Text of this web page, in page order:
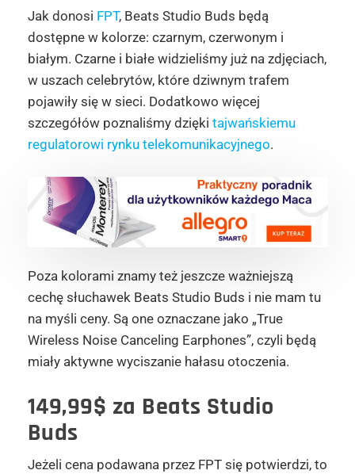
Jak donosi FPT, Beats Studio Buds będą
dostępne w kolorze: czarnym, czerwonym i
białym. Czarne i białe widzieliśmy już na zdjęciach,
w uszach celebrytów, które dziwnym trafem
pojawiły się w sieci. Dodatkowo więcej
szczegółów poznaliśmy dzięki tajwańskiemu
regulatorowi rynku telekomunikacyjnego.
Poza kolorami znamy też jeszcze ważniejszą
cechę słuchawek Beats Studio Buds i nie mam tu
na myśli ceny. Są one oznaczane jako „True
Wireless Noise Canceling Earphones”, czyli będą
miały aktywne wyciszanie hałasu otoczenia.
149,99$ za Beats Studio
Buds
Jeżeli cena podawana przez FPT się potwierdzi, to